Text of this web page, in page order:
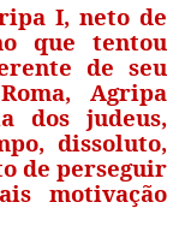
I, neto de
que tentou
de seu
Agripa
dos judeus,
dissoluto,
de perseguir
motivação